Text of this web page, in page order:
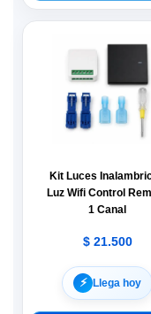
Kit Luces
Luz Wifi Control
1 Canal
$21.500
⚡︎ Llega hoy